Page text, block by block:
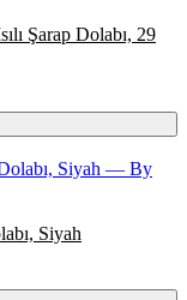
Şarap Dolabı, 29
Siyah